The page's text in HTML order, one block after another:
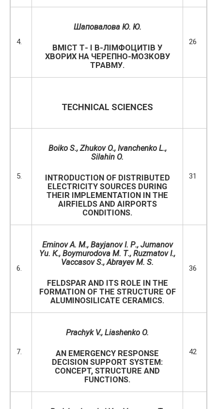
4.
Шаповалова Ю. Ю.
ВМІСТ Т- І В-ЛІМФОЦИТІВ У
ХВОРИХ НА ЧЕРЕПНО-МОЗКОВУ
ТРАВМУ.
26
TECHNICAL SCIENCES
5.
Boiko S., Zhukov O., Ivanchenko L.,
Silahin O.
INTRODUCTION OF DISTRIBUTED
ELECTRICITY SOURCES DURING
THEIR IMPLEMENTATION IN THE
AIRFIELDS AND AIRPORTS
CONDITIONS.
31
6.
Eminov A. M., Bayjanov I. Р., Jumanov
Yu. К., Boymurodova М. Т., Ruzmatov I.,
Vaccasov S., Abrayev M. S.
FELDSPAR AND ITS ROLE IN THE
FORMATION OF THE STRUCTURE OF
ALUMINOSILICATE CERAMICS.
36
7.
Prachyk V., Liashenko O.
AN EMERGENCY RESPONSE
DECISION SUPPORT SYSTEM:
CONCEPT, STRUCTURE AND
FUNCTIONS.
42